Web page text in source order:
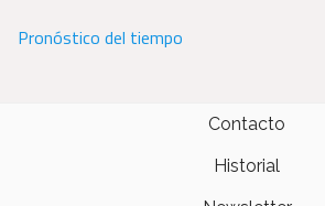
Pronóstico del tiempo
Contacto
Historial